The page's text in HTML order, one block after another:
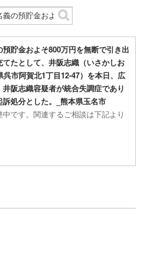
貯金およそ800万円を無断で引き出
たとして、井阪志織（いさかしお
市阿賀北1丁目12-47）を本日、広
阪志織容疑者が統合失調症であり
処分とした。_熊本県玉名市
です。関連するご相談は下記より